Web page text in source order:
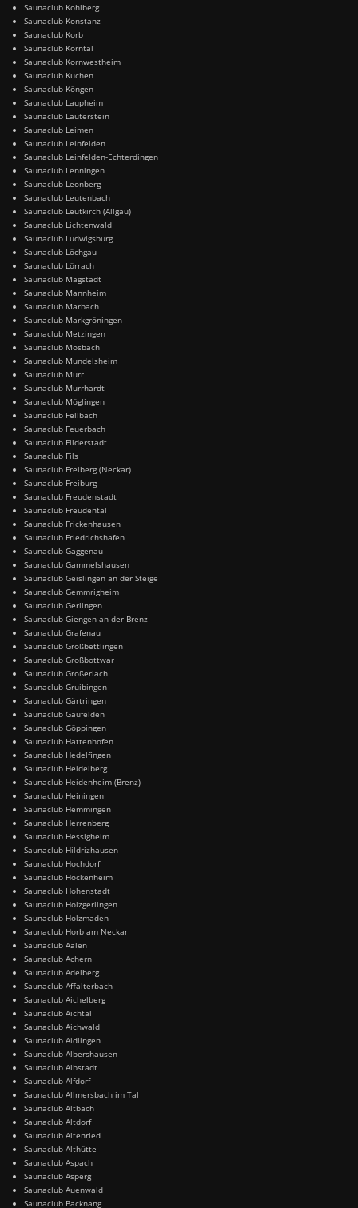
Saunaclub Kohlberg
Saunaclub Konstanz
Saunaclub Korb
Saunaclub Korntal
Saunaclub Kornwestheim
Saunaclub Kuchen
Saunaclub Köngen
Saunaclub Laupheim
Saunaclub Lauterstein
Saunaclub Leimen
Saunaclub Leinfelden
Saunaclub Leinfelden-Echterdingen
Saunaclub Lenningen
Saunaclub Leonberg
Saunaclub Leutenbach
Saunaclub Leutkirch (Allgäu)
Saunaclub Lichtenwald
Saunaclub Ludwigsburg
Saunaclub Löchgau
Saunaclub Lörrach
Saunaclub Magstadt
Saunaclub Mannheim
Saunaclub Marbach
Saunaclub Markgröningen
Saunaclub Metzingen
Saunaclub Mosbach
Saunaclub Mundelsheim
Saunaclub Murr
Saunaclub Murrhardt
Saunaclub Möglingen
Saunaclub Fellbach
Saunaclub Feuerbach
Saunaclub Filderstadt
Saunaclub Fils
Saunaclub Freiberg (Neckar)
Saunaclub Freiburg
Saunaclub Freudenstadt
Saunaclub Freudental
Saunaclub Frickenhausen
Saunaclub Friedrichshafen
Saunaclub Gaggenau
Saunaclub Gammelshausen
Saunaclub Geislingen an der Steige
Saunaclub Gemmrigheim
Saunaclub Gerlingen
Saunaclub Giengen an der Brenz
Saunaclub Grafenau
Saunaclub Großbettlingen
Saunaclub Großbottwar
Saunaclub Großerlach
Saunaclub Gruibingen
Saunaclub Gärtringen
Saunaclub Gäufelden
Saunaclub Göppingen
Saunaclub Hattenhofen
Saunaclub Hedelfingen
Saunaclub Heidelberg
Saunaclub Heidenheim (Brenz)
Saunaclub Heiningen
Saunaclub Hemmingen
Saunaclub Herrenberg
Saunaclub Hessigheim
Saunaclub Hildrizhausen
Saunaclub Hochdorf
Saunaclub Hockenheim
Saunaclub Hohenstadt
Saunaclub Holzgerlingen
Saunaclub Holzmaden
Saunaclub Horb am Neckar
Saunaclub Aalen
Saunaclub Achern
Saunaclub Adelberg
Saunaclub Affalterbach
Saunaclub Aichelberg
Saunaclub Aichtal
Saunaclub Aichwald
Saunaclub Aidlingen
Saunaclub Albershausen
Saunaclub Albstadt
Saunaclub Alfdorf
Saunaclub Allmersbach im Tal
Saunaclub Altbach
Saunaclub Altdorf
Saunaclub Altenried
Saunaclub Althütte
Saunaclub Aspach
Saunaclub Asperg
Saunaclub Auenwald
Saunaclub Backnang